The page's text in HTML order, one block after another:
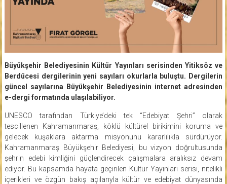
Büyükşehir Belediyesinin Kültür Yayınları serisinden Yitiksöz ve
Berdücesi dergilerinin yeni sayıları okurlarla buluştu. Dergilerin
güncel sayılarına Büyükşehir Belediyesinin internet adresinden
e-dergi formatında ulaşılabiliyor.
UNESCO tarafından Türkiye’deki tek “Edebiyat Şehri” olarak
tescillenen Kahramanmaraş, köklü kültürel birikimini koruma ve
gelecek kuşaklara aktarma misyonunu kararlılıkla sürdürüyor.
Kahramanmaraş Büyükşehir Belediyesi, bu vizyon doğrultusunda
şehrin edebi kimliğini güçlendirecek çalışmalara aralıksız devam
ediyor. Bu kapsamda hayata geçirilen Kültür Yayınları serisi, nitelikli
içerikleri ve özgün bakış açılarıyla kültür ve edebiyat dünyasında